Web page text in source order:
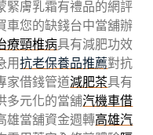
緊膚乳霜有禮品的網評
車您的缺錢台中當舖辦
療頸椎病具有減肥功效
用抗老保養品推薦對抗
家借錢管道減肥茶具有
多元化的當舖汽機車借
雄當舖資金週轉高雄汽